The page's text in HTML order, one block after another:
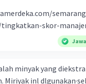
tingkatkan-skor-
semarang-
-Bupati
minyak yang
Miriyak inl